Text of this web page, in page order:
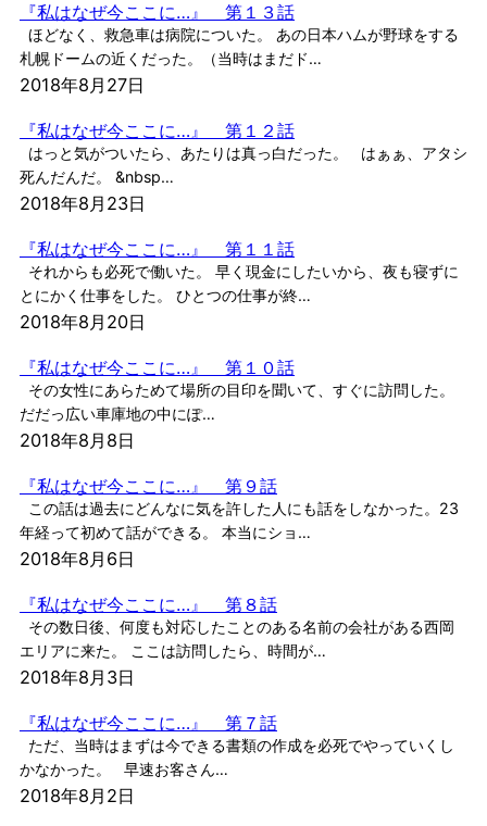
『私はなぜ今ここに…』 第１３話
ほどなく、救急車は病院についた。 あの日本ハムが野球をする
札幌ドームの近くだった。（当時はまだド…
2018年8月27日
『私はなぜ今ここに…』 第１２話
はっと気がついたら、あたりは真っ白だった。 はぁぁ、アタシ
死んだんだ。 &nbsp…
2018年8月23日
『私はなぜ今ここに…』 第１１話
それからも必死で働いた。 早く現金にしたいから、夜も寝ずに
とにかく仕事をした。 ひとつの仕事が終…
2018年8月20日
『私はなぜ今ここに…』 第１０話
その女性にあらためて場所の目印を聞いて、すぐに訪問した。
だだっ広い車庫地の中にぽ…
2018年8月8日
『私はなぜ今ここに…』 第９話
この話は過去にどんなに気を許した人にも話をしなかった。23
年経って初めて話ができる。 本当にショ…
2018年8月6日
『私はなぜ今ここに…』 第８話
その数日後、何度も対応したことのある名前の会社がある西岡
エリアに来た。 ここは訪問したら、時間が…
2018年8月3日
『私はなぜ今ここに…』 第７話
ただ、当時はまずは今できる書類の作成を必死でやっていくし
かなかった。 早速お客さん…
2018年8月2日